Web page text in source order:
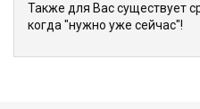
Также для Вас существует
когда "нужно уже сейчас"!